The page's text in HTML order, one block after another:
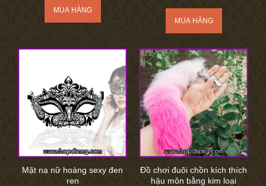
Mặt nạ nữ hoàng sexy đen
ren
Đồ chơi đuôi chồn kích thích
hậu môn bằng kim loại